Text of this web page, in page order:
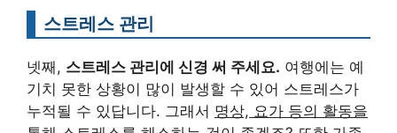
스트레스 관리
넷째, 스트레스 관리에 신경 써 주세요. 여행에는 예
기치 못한 상황이 많이 발생할 수 있어 스트레스가
누적될 수 있답니다. 그래서 명상, 요가 등의 활동을